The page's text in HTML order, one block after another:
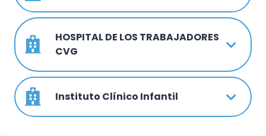
HOSPITAL DE LOS TRABAJADORES
CVG
Instituto Clínico Infantil